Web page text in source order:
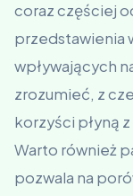
coraz częściej
przedstawienia
wpływających
zrozumieć, z
korzyści płyną
Warto również
pozwala na